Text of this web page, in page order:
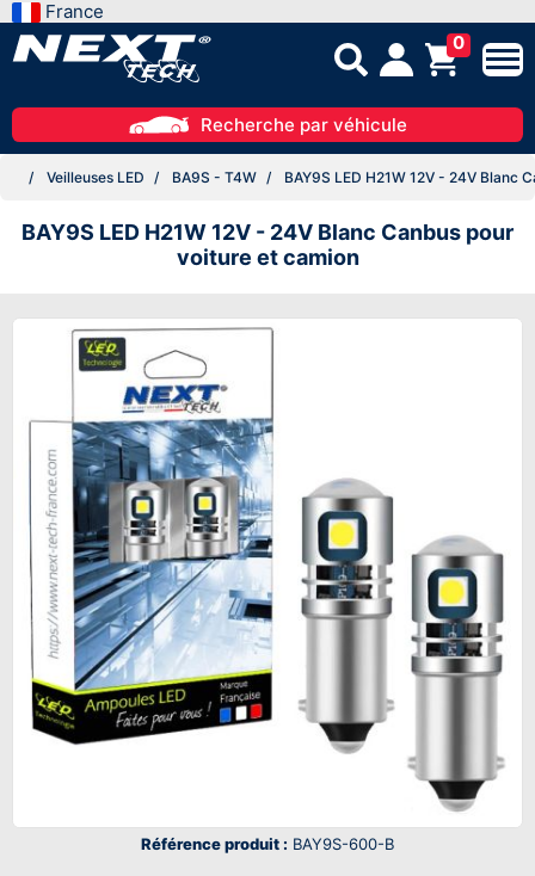
France
0
Recherche par véhicule
Veilleuses LED BA9S - T4W BAY9S LED H21W 12V - 24V Blanc
BAY9S LED H21W 12V - 24V Blanc Canbus pour
voiture et camion
Référence produit : BAY9S-600-B